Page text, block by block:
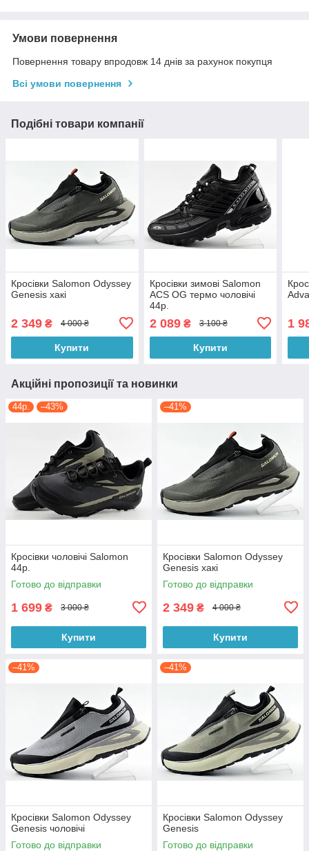
Умови повернення
Повернення товару впродовж 14 днів за рахунок покупця
Всі умови повернення
Подібні товари компанії
Кросівки Salomon Odyssey
Genesis хакі
2 349 ₴ 4 000 ₴
Купити
Кросівки зимові Salomon
ACS OG термо чоловічі
44р.
2 089₴ 3 100 ₴
Купити
1
Акційні пропозиції та новинки
44р. –43%
Кросівки чоловічі Salomon
44р.
Готово до відправки
1 699 ₴ 3 000 ₴
Купити
–41%
Кросівки Salomon Odyssey
Genesis хакі
Готово до відправки
2 349 ₴ 4 000 ₴
Купити
–41%
Кросівки Salomon Odyssey
Genesis чоловічі
Готово до відправки
–41%
Кросівки Salomon Odyssey
Genesis
Готово до відправки